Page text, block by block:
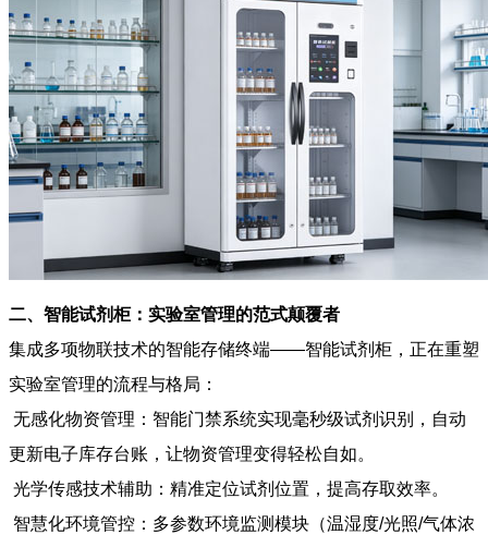
二、智能试剂柜：实验室管理的范式颠覆者
集成多项物联技术的智能存储终端——智能试剂柜，正在重塑
实验室管理的流程与格局：
无感化物资管理：智能门禁系统实现毫秒级试剂识别，自动
更新电子库存台账，让物资管理变得轻松自如。
光学传感技术辅助：精准定位试剂位置，提高存取效率。
智慧化环境管控：多参数环境监测模块（温湿度/光照/气体浓